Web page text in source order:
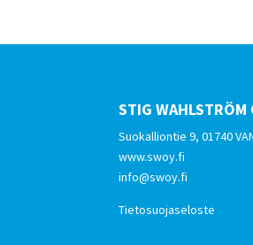
STIG WAHLSTRÖM
Suokalliontie 9, 01740
www.swoy.fi
info@swoy.fi
Tietosuojaseloste